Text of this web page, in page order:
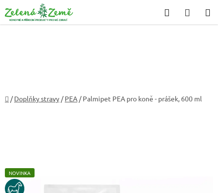
na
obsah
Hledat
KOŠÍK
Domů
/ Doplňky stravy / PEA / Palmipet PEA pro koně - prášek, 600 ml
NOVINKA
KUN